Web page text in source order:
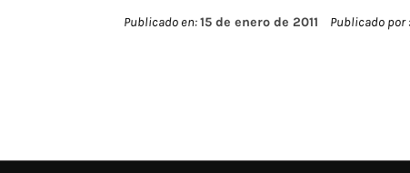
Publicado en:15 de enero de 2011 Publicado por :